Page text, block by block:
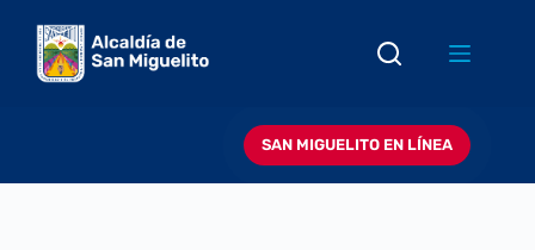
contenido
SAN MIGUELITO EN LÍNEA